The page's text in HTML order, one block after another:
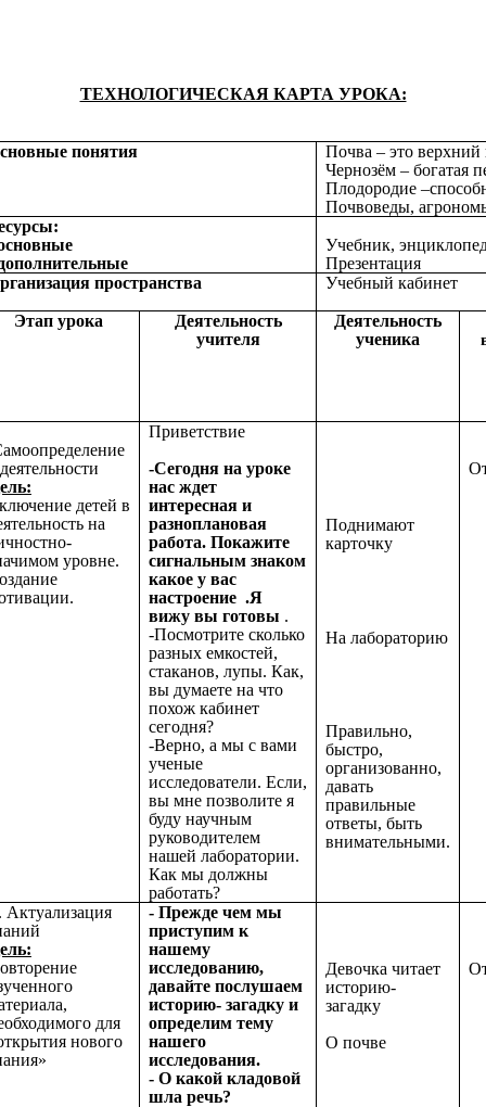
ТЕХНОЛОГИЧЕСКАЯ КАРТА УРОКА:
понятия
Почва – это
Чернозём – богатая
Плодородие
Почвоведы,
Учебник,
Презентация
пространства
Учебный кабинет
Этап урока
Деятельность
учителя
Деятельность
ученика
детей в
на
уровне.
Приветствие
-Сегодня на уроке
нас ждет
интересная и
разноплановая
работа. Покажите
сигнальным знаком
какое у вас
настроение .Я
вижу вы готовы .
-Посмотрите сколько
разных емкостей,
стаканов, лупы. Как,
вы думаете на что
похож кабинет
сегодня?
-Верно, а мы с вами
ученые
исследователи. Если,
вы мне позволите я
буду научным
руководителем
нашей лаборатории.
Как мы должны
работать?
Поднимают
карточку
На лабораторию
Правильно,
быстро,
организованно,
давать
правильные
ответы, быть
внимательными.
Актуализация
для
нового
- Прежде чем мы
приступим к
нашему
исследованию,
давайте послушаем
историю- загадку и
определим тему
нашего
исследования.
- О какой кладовой
шла речь?
Девочка читает
историю-
загадку
О почве